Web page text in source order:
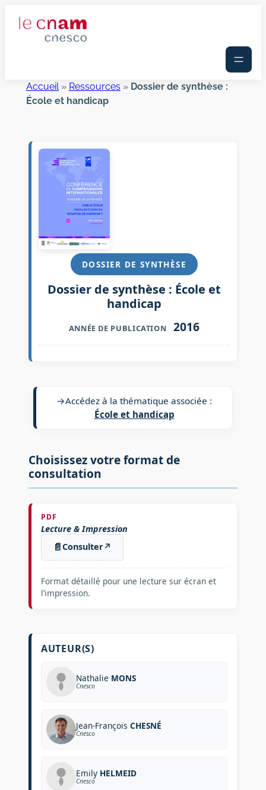
Accueil» Ressources» Dossier de synthèse :
École et handicap
DOSSIER DE SYNTHÈSE
Dossier de synthèse : École et
handicap
ANNÉE DE PUBLICATION 2016
→Accédez à la thématique associée :
École et handicap
Choisissez votre format de
consultation
PDF
Lecture & Impression
📄Consulter↗
Format détaillé pour une lecture sur écran et
l’impression.
AUTEUR(S)
Nathalie MONS
Cnesco
Jean-François CHESNÉ
Cnesco
Emily HELMEID
Cnesco